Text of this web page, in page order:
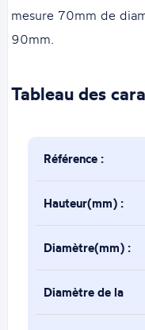
mesure 70mm de
90mm.
Tableau des
Référence :
Hauteur(mm) :
Diamètre(mm) :
Diamètre de la